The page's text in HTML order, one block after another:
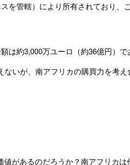
を管轄）により所有されており
は約3,000万ユーロ（約36億円）
いが、南アフリカの購買力を考
があるのだろうか？南アフリカ